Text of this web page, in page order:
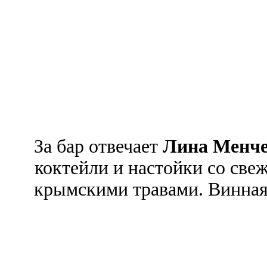
За бар отвечает Лина
коктейли и настойки со
крымскими травами.